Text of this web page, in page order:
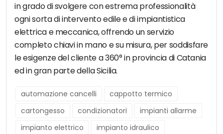
in grado di svolgere con estrema professionalità
ogni sorta di intervento edile e di impiantistica
elettrica e meccanica, offrendo un servizio
completo chiavi in mano e su misura, per soddisfare
le esigenze del cliente a 360° in provincia di Catania
ed in gran parte della Sicilia.
automazione cancelli
cappotto termico
cartongesso
condizionatori
impianti allarme
impianto elettrico
impianto idraulico